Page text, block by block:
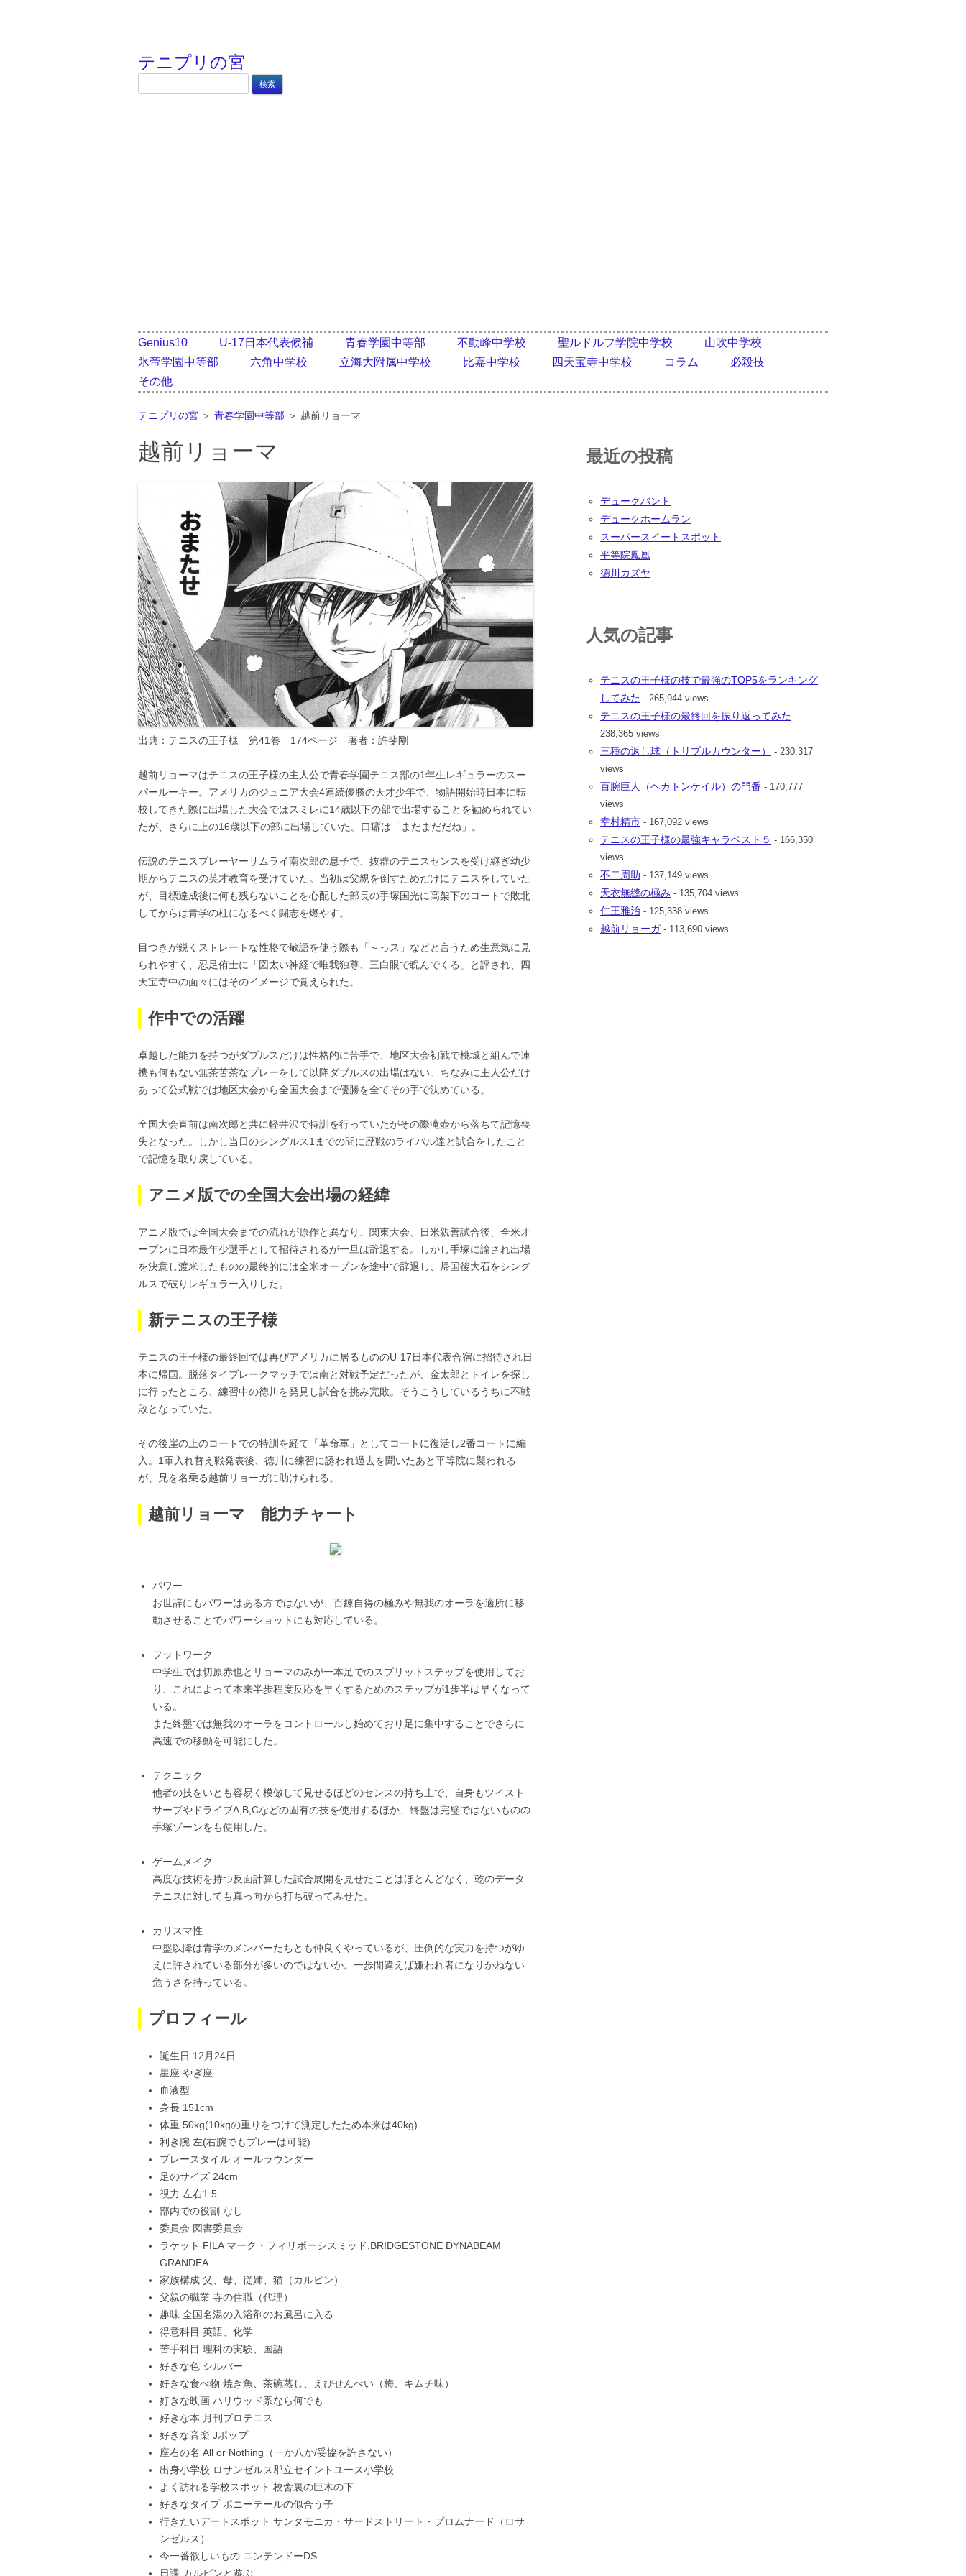
テニプリの宮
検
コンテンツへ移動
Genius10 U-17日本代表候補 青春学園中等部 不動峰中学校 聖ルドルフ学院中学校
山吹中学校
氷帝学園中等部
六角中学校 立海大附属中学校 比嘉中学校 四天宝寺中学校 コラム
必殺技
その他
テニプリの宮 ＞ 青春学園中等部 ＞ 越前リョーマ
越前リョーマ
出典：テニスの王子様 第41巻 174ページ 著者：許斐剛
越前リョーマはテニスの王子様の主人公で青春学園テニス部の1年生レギュラーのスー
パールーキー。アメリカのジュニア大会4連続優勝の天才少年で、物語開始時日本に転
校してきた際に出場した大会ではスミレに14歳以下の部で出場することを勧められてい
たが、さらに上の16歳以下の部に出場していた。口癖は「まだまだだね」。
伝説のテニスプレーヤーサムライ南次郎の息子で、抜群のテニスセンスを受け継ぎ幼少
期からテニスの英才教育を受けていた。当初は父親を倒すためだけにテニスをしていた
が、目標達成後に何も残らないことを心配した部長の手塚国光に高架下のコートで敗北
してからは青学の柱になるべく闘志を燃やす。
目つきが鋭くストレートな性格で敬語を使う際も「～っス」などと言うため生意気に見
られやすく、忍足侑士に「図太い神経で唯我独尊、三白眼で睨んでくる」と評され、四
天宝寺中の面々にはそのイメージで覚えられた。
作中での活躍
卓越した能力を持つがダブルスだけは性格的に苦手で、地区大会初戦で桃城と組んで連
携も何もない無茶苦茶なプレーをして以降ダブルスの出場はない。ちなみに主人公だけ
あって公式戦では地区大会から全国大会まで優勝を全てその手で決めている。
全国大会直前は南次郎と共に軽井沢で特訓を行っていたがその際滝壺から落ちて記憶喪
失となった。しかし当日のシングルス1までの間に歴戦のライバル達と試合をしたこと
で記憶を取り戻している。
アニメ版での全国大会出場の経緯
アニメ版では全国大会までの流れが原作と異なり、関東大会、日米親善試合後、全米オ
ープンに日本最年少選手として招待されるが一旦は辞退する。しかし手塚に諭され出場
を決意し渡米したものの最終的には全米オープンを途中で辞退し、帰国後大石をシング
ルスで破りレギュラー入りした。
新テニスの王子様
テニスの王子様の最終回では再びアメリカに居るもののU-17日本代表合宿に招待され日
本に帰国。脱落タイブレークマッチでは南と対戦予定だったが、金太郎とトイレを探し
に行ったところ、練習中の徳川を発見し試合を挑み完敗。そうこうしているうちに不戦
敗となっていた。
その後崖の上のコートでの特訓を経て「革命軍」としてコートに復活し2番コートに編
入。1軍入れ替え戦発表後、徳川に練習に誘われ過去を聞いたあと平等院に襲われる
が、兄を名乗る越前リョーガに助けられる。
越前リョーマ 能力チャート
パワー
お世辞にもパワーはある方ではないが、百錬自得の極みや無我のオーラを適所に移
動させることでパワーショットにも対応している。
フットワーク
中学生では切原赤也とリョーマのみが一本足でのスプリットステップを使用してお
り、これによって本来半歩程度反応を早くするためのステップが1歩半は早くなって
いる。
また終盤では無我のオーラをコントロールし始めており足に集中することでさらに
高速での移動を可能にした。
テクニック
他者の技をいとも容易く模倣して見せるほどのセンスの持ち主で、自身もツイスト
サーブやドライブA,B,Cなどの固有の技を使用するほか、終盤は完璧ではないものの
手塚ゾーンをも使用した。
ゲームメイク
高度な技術を持つ反面計算した試合展開を見せたことはほとんどなく、乾のデータ
テニスに対しても真っ向から打ち破ってみせた。
カリスマ性
中盤以降は青学のメンバーたちとも仲良くやっているが、圧倒的な実力を持つがゆ
えに許されている部分が多いのではないか。一歩間違えば嫌われ者になりかねない
危うさを持っている。
プロフィール
誕生日 12月24日
星座 やぎ座
血液型
身長 151cm
体重 50kg(10kgの重りをつけて測定したため本来は40kg)
利き腕 左(右腕でもプレーは可能)
プレースタイル オールラウンダー
足のサイズ 24cm
視力 左右1.5
部内での役割 なし
委員会 図書委員会
ラケット FILA マーク・フィリポーシスミッド,BRIDGESTONE DYNABEAM
GRANDEA
家族構成 父、母、従姉、猫（カルピン）
父親の職業 寺の住職（代理）
趣味 全国名湯の入浴剤のお風呂に入る
得意科目 英語、化学
苦手科目 理科の実験、国語
好きな色 シルバー
好きな食べ物 焼き魚、茶碗蒸し、えびせんべい（梅、キムチ味）
好きな映画 ハリウッド系なら何でも
好きな本 月刊プロテニス
好きな音楽 Jポップ
座右の名 All or Nothing（一か八か/妥協を許さない）
出身小学校 ロサンゼルス郡立セイントユース小学校
よく訪れる学校スポット 校舎裏の巨木の下
好きなタイプ ポニーテールの似合う子
行きたいデートスポット サンタモニカ・サードストリート・プロムナード（ロサ
ンゼルス）
今一番欲しいもの ニンテンドーDS
日課 カルピンと遊ぶ
最近の投稿
デュークバント
デュークホームラン
スーパースイートスポット
平等院鳳凰
徳川カズヤ
人気の記事
テニスの王子様の技で最強のTOP5をランキング
してみた - 265,944 views
テニスの王子様の最終回を振り返ってみた -
238,365 views
三種の返し球（トリプルカウンター）
- 230,317
views
百腕巨人（ヘカトンケイル）の門番 - 170,777
views
幸村精市 - 167,092 views
テニスの王子様の最強キャラベスト５ - 166,350
views
不二周助 - 137,149 views
天衣無縫の極み - 135,704 views
仁王雅治 - 125,338 views
越前リョーガ- 113,690 views